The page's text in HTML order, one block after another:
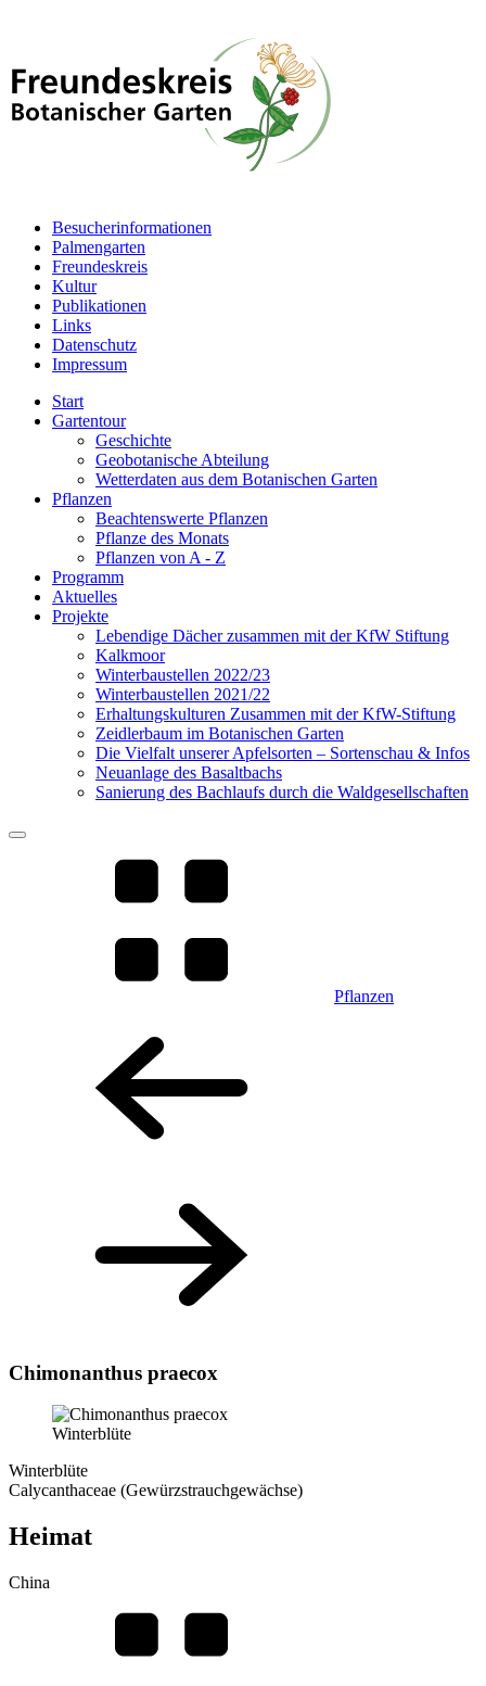
Besucherinformationen
Palmengarten
Freundeskreis
Kultur
Publikationen
Links
Datenschutz
Impressum
Start
Gartentour
Geschichte
Geobotanische Abteilung
Wetterdaten aus dem Botanischen Garten
Pflanzen
Beachtenswerte Pflanzen
Pflanze des Monats
Pflanzen von A - Z
Programm
Aktuelles
Projekte
Lebendige Dächer zusammen mit der KfW Stiftung
Kalkmoor
Winterbaustellen 2022/23
Winterbaustellen 2021/22
Erhaltungskulturen Zusammen mit der KfW-Stiftung
Zeidlerbaum im Botanischen Garten
Die Vielfalt unserer Apfelsorten – Sortenschau & Infos
Neuanlage des Basaltbachs
Sanierung des Bachlaufs durch die Waldgesellschaften
Pflanzen
Chimonanthus praecox
Winterblüte
Winterblüte
Calycanthaceae (Gewürzstrauchgewächse)
Heimat
China